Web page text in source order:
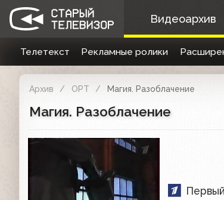
Видеоархив
Телетекст Рекламные ролики
Архив ОРТ Магия. Разоблачение
Магия. Разоблачение